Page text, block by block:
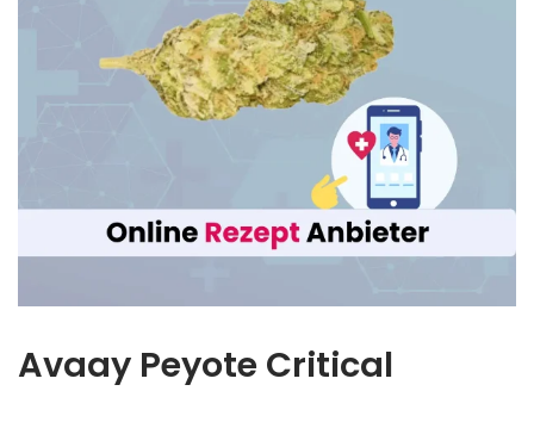
Avaay Peyote Critical